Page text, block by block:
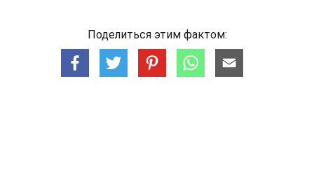
Поделиться этим фактом: